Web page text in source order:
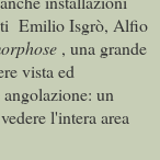
Emilio Isgrò, Alfio
, una grande
vista ed
un
l'intera area